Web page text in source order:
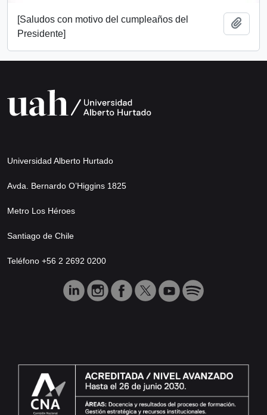
[Saludos con motivo del cumpleaños del
Presidente]
Universidad Alberto Hurtado
Avda. Bernardo O’Higgins 1825
Metro Los Héroes
Santiago de Chile
Teléfono +56 2 2692 0200